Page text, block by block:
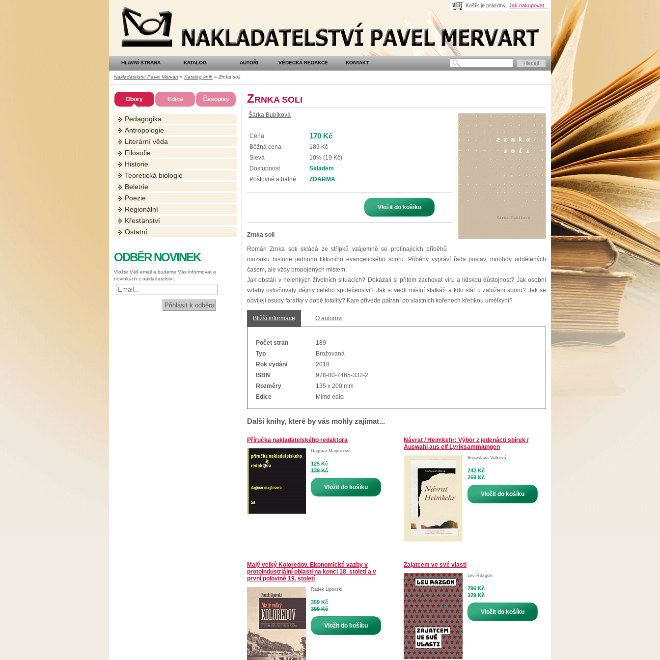
Nakladatelství
Pavel
Mervart
Košík je prázdný. Jak nakupovat...
HLAVNÍ STRANA KATALOG AUTOŘI VĚDECKÁ REDAKCE KONTAKT
Nakladatelství Pavel Mervart » Katalog knih » Zrnka soli
Obory Edice Časopisy
Pedagogika
Antropologie
Literární věda
Filosofie
Historie
Teoretická biologie
Beletrie
Poezie
Regionální
Křesťanství
Ostatní...
ODBĚR NOVINEK
Vložte Váš email a budeme Vás informovat o
novinkách z nakladatelství.
ZRNKA SOLI
Šárka Bubíková
Cena 170 Kč
Běžná cena
189 Kč
Sleva
10% (19 Kč)
Dostupnost
Skladem
Poštovné a balné
ZDARMA
Vložit do košíku
Zrnka soli
Román Zrnka soli skládá ze střípků vzájemně se prolínajících příběhů
mozaiku historie jednoho fiktivního evangelického sboru. Příběhy vypráví řada postav, mnohdy oddělených
časem, ale vždy propojených místem.
Jak obstáli v nelehkých životních situacích? Dokázali si přitom zachovat víru a lidskou důstojnost? Jak osobní
vztahy ovlivňovaly dějiny celého společenství? Jak si vedli místní statkáři a kdo stál u založení sboru? Jak se
odvíjejí osudy farářky v době totality? Kam přivede pátrání po vlastních kořenech křehkou umělkyni?
Bližší informace O autorovi
Počet stran
189
Typ
Brožovaná
Rok vydání
2018
ISBN
978-80-7465-332-2
Rozměry
135 x 200 mm
Edice
Mimo edici
Další knihy, které by vás mohly zajímat...
Příručka nakladatelského redaktora
Dagmar Magincová
125 Kč
139 Kč
Vložit do košíku
Návrat / Heimkehr: Výbor z jedenácti sbírek /
Auswahl aus elf Lyriksammlungen
Bronislava Volková
242 Kč
269 Kč
Vložit do košíku
Malý velký Koloredov. Ekonomické vazby v
protoindustriální oblasti na konci 18. století a v
první polovině 19. století
Radek Lipovski
359 Kč
399 Kč
Vložit do košíku
Zajatcem ve své vlasti
Lev Razgon
296 Kč
329 Kč
Vložit do košíku